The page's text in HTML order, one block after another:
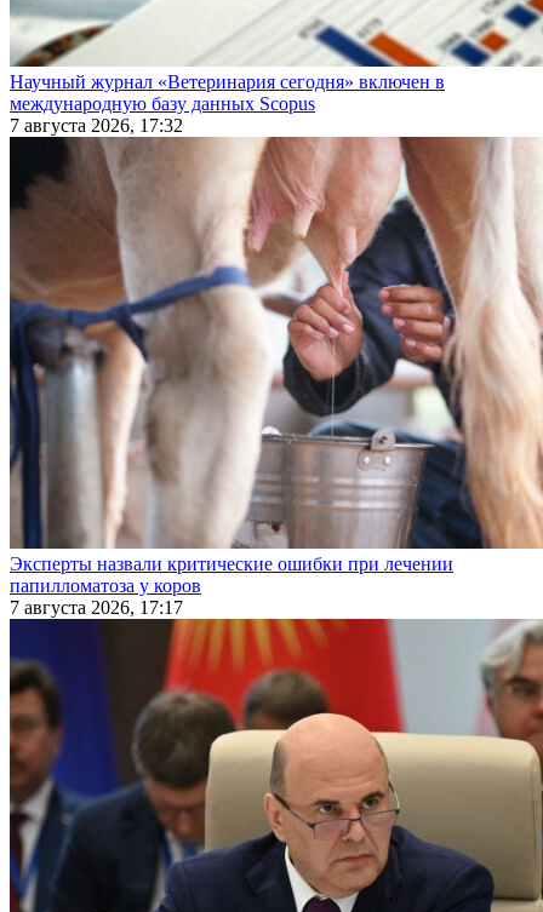
Научный журнал «Ветеринария сегодня» включен в
международную базу данных Scopus
7 августа 2026, 17:32
Эксперты назвали критические ошибки при лечении
папилломатоза у коров
7 августа 2026, 17:17